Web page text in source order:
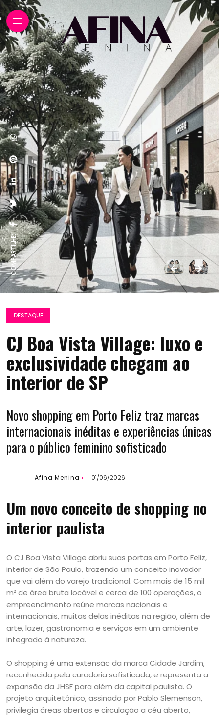
COMPARTILHE:
DESTAQUE
CJ Boa Vista Village: luxo e
exclusividade chegam ao
interior de SP
Novo shopping em Porto Feliz traz marcas
internacionais inéditas e experiências únicas
para o público feminino sofisticado
Afina Menina 01/06/2026
Um novo conceito de shopping no
interior paulista
O CJ Boa Vista Village abriu suas portas em Porto Feliz,
interior de São Paulo, trazendo um conceito inovador
que vai além do varejo tradicional. Com mais de 15 mil
m² de área bruta locável e cerca de 100 operações, o
empreendimento reúne marcas nacionais e
internacionais, muitas delas inéditas na região, além de
arte, lazer, gastronomia e serviços em um ambiente
integrado à natureza.
O shopping é uma extensão da marca Cidade Jardim,
reconhecida pela curadoria sofisticada, e representa a
expansão da JHSF para além da capital paulista. O
projeto arquitetônico, assinado por Pablo Slemenson,
privilegia áreas abertas e circulação a céu aberto,